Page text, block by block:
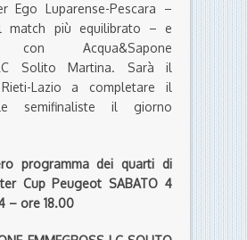
Ego Luparense-Pescara –
match più equilibrato – e
con Acqua&Sapone
LC Solito Martina. Sarà il
Lazio a completare il
semifinaliste il giorno
programma dei quarti di
Cup Peugeot SABATO 4
– ore 18.00